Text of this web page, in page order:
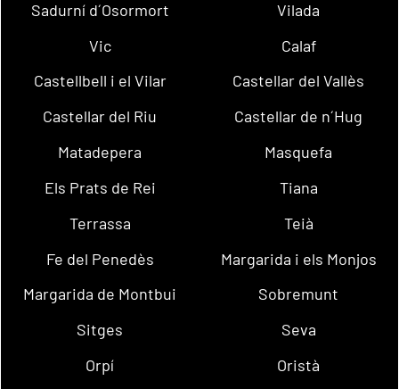
Sadurní d´Osormort
Vilada
Vic
Calaf
Castellbell i el Vilar
Castellar del Vallès
Castellar del Riu
Castellar de n´Hug
Matadepera
Masquefa
Els Prats de Rei
Tiana
Terrassa
Teià
Fe del Penedès
Margarida i els Monjos
Margarida de Montbui
Sobremunt
Sitges
Seva
Orpí
Oristà